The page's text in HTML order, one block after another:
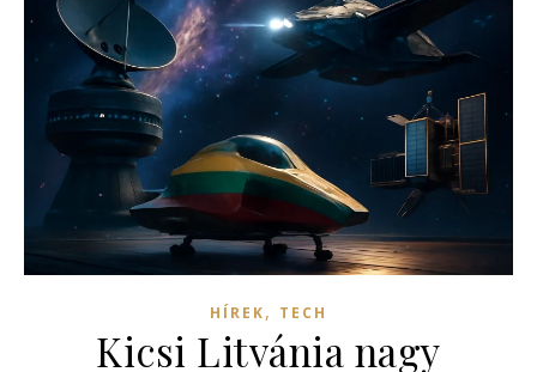
HÍREK, TECH
Kicsi Litvánia nagy